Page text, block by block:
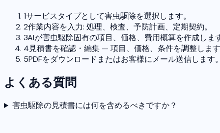
1サービスタイプとして害虫駆除を選択します。
2作業内容を入力: 処理、検査、予防計画、定期契約。
3AIが害虫駆除固有の項目、価格、費用概算を作成します
4見積書を確認・編集 — 項目、価格、条件を調整します
5PDFをダウンロードまたはお客様にメール送信します。
よくある質問
害虫駆除の見積書には何を含めるべきですか？